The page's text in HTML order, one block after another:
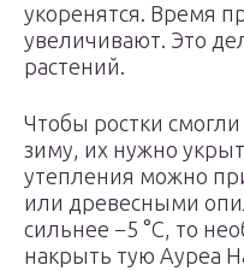
укоренятся. Время
увеличивают. Это
растений.
Чтобы ростки
зиму, их нужно
утепления можно
или древесными
сильнее −5 °С, то
накрыть тую Ауреа